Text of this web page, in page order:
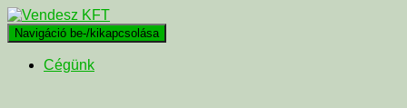
Navigáció be-/kikapcsolása
Cégünk